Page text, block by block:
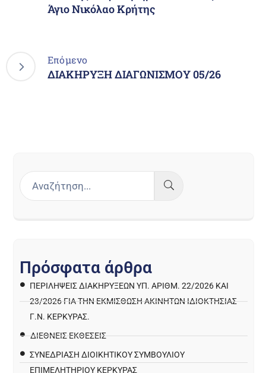
Άγιο Νικόλαο Κρήτης
Επόμενο
ΔΙΑΚΗΡΥΞΗ ΔΙΑΓΩΝΙΣΜΟΥ 05/26
Πρόσφατα άρθρα
ΠΕΡΙΛΉΨΕΙΣ ΔΙΑΚΗΡΎΞΕΩΝ ΥΠ. ΑΡΙΘΜ. 22/2026 ΚΑΙ
23/2026 ΓΙΑ ΤΗΝ ΕΚΜΊΣΘΩΣΗ ΑΚΙΝΉΤΩΝ ΙΔΙΟΚΤΗΣΊΑΣ
Γ.Ν. ΚΈΡΚΥΡΑΣ.
ΔΙΕΘΝΕΙΣ ΕΚΘΕΣΕΙΣ
ΣΥΝΕΔΡΙΑΣΗ ΔΙΟΙΚΗΤΙΚΟΥ ΣΥΜΒΟΥΛΙΟΥ
ΕΠΙΜΕΛΗΤΗΡΙΟΥ ΚΕΡΚΥΡΑΣ